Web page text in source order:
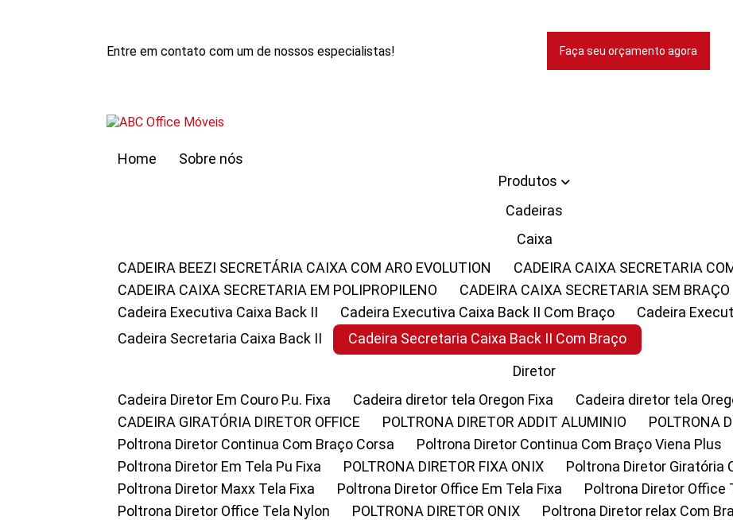
Entre em contato com um de nossos especialistas! Faça seu orçamento agora
Home
Sobre nós
Produtos
Cadeiras
Caixa
CADEIRA BEEZI SECRETÁRIA CAIXA COM ARO EVOLUTION
CADEIRA CAIXA SECRETARIA
CADEIRA CAIXA SECRETARIA EM POLIPROPILENO
CADEIRA CAIXA SECRETARIA SEM BRAÇO
Cadeira Executiva Caixa Back II
Cadeira Executiva Caixa Back II Com Braço
Cadeira
Cadeira Secretaria Caixa Back II
Cadeira Secretaria Caixa Back II Com Braço
Diretor
Cadeira Diretor Em Couro P.u. Fixa
Cadeira diretor tela Oregon Fixa
Cadeira diretor tela
CADEIRA GIRATÓRIA DIRETOR OFFICE
POLTRONA DIRETOR ADDIT ALUMINIO
POLTRONA
Poltrona Diretor Continua Com Braço Corsa
Poltrona Diretor Continua Com Braço Viena Plus
Poltrona Diretor Em Tela Pu Fixa
POLTRONA DIRETOR FIXA ONIX
Poltrona Diretor Giratória
Poltrona Diretor Maxx Tela Fixa
Poltrona Diretor Office Em Tela Fixa
Poltrona Diretor Office
Poltrona Diretor Office Tela Nylon
POLTRONA DIRETOR ONIX
Poltrona Diretor relax Com